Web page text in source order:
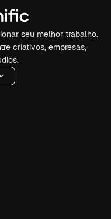
seu melhor trabalho.
criativos, empresas,